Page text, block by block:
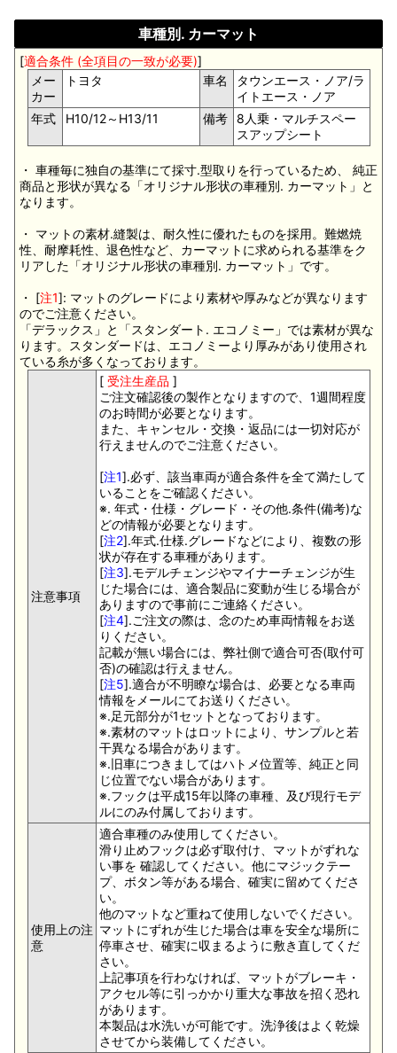
車種別. カーマット
[適合条件 (全項目の一致が必要)]
メー
カー
トヨタ 車名
タウンエース・ノア/ラ
イトエース・ノア
年式
H10/12～H13/11 備考
8人乗・マルチスペー
スアップシート
・ 車種毎に独自の基準にて採寸.型取りを行っているため、 純正
商品と形状が異なる「オリジナル形状の車種別. カーマット」と
なります。
・ マットの素材.縫製は、耐久性に優れたものを採用。難燃焼
性、耐摩耗性、退色性など、カーマットに求められる基準をク
リアした「オリジナル形状の車種別. カーマット」です。
・ [注1]: マットのグレードにより素材や厚みなどが異なります
のでご注意ください。
「デラックス」と「スタンダート. エコノミー」では素材が異な
ります。スタンダードは、エコノミーより厚みがあり使用され
ている糸が多くなっております。
注意事項
[ 受注生産品 ]
ご注文確認後の製作となりますので、1週間程度
のお時間が必要となります。
また、キャンセル・交換・返品には一切対応が
行えませんのでご注意ください。
[注1].必ず、該当車両が適合条件を全て満たして
いることをご確認ください。
※. 年式・仕様・グレード・その他.条件(備考)な
どの情報が必要となります。
[注2].年式.仕様.グレードなどにより、複数の形
状が存在する車種があります。
[注3].モデルチェンジやマイナーチェンジが生
じた場合には、適合製品に変動が生じる場合が
ありますので事前にご連絡ください。
[注4].ご注文の際は、念のため車両情報をお送
りください。
記載が無い場合には、弊社側で適合可否(取付可
否)の確認は行えません。
[注5].適合が不明瞭な場合は、必要となる車両
情報をメールにてお送りください。
※.足元部分が1セットとなっております。
※.素材のマットはロットにより、サンプルと若
干異なる場合があります。
※.旧車につきましてはハトメ位置等、純正と同
じ位置でない場合があります。
※.フックは平成15年以降の車種、及び現行モデ
ルにのみ付属しております。
使用上の注
意
適合車種のみ使用してください。
滑り止めフックは必ず取付け、マットがずれな
い事を 確認してください。他にマジックテー
プ、ボタン等がある場合、確実に留めてくださ
い。
他のマットなど重ねて使用しないでください。
マットにずれが生じた場合は車を安全な場所に
停車させ、確実に収まるように敷き直してくだ
さい。
上記事項を行わなければ、マットがブレーキ・
アクセル等に引っかかり重大な事故を招く恐れ
があります。
本製品は水洗いが可能です。洗浄後はよく乾燥
させてから装備してください。